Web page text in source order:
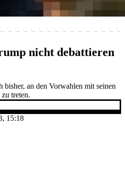
nicht debattieren
bisher, an den Vorwahlen mit seinen
treten.
15:18